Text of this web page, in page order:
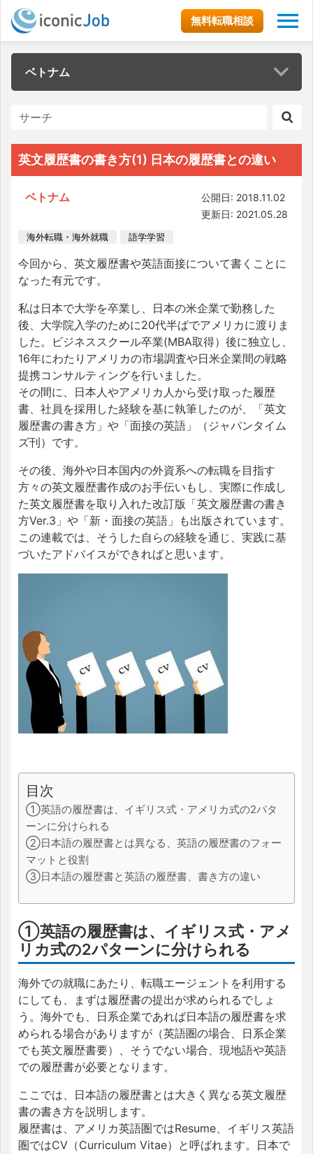
無料転職相談
ベトナム
英文履歴書の書き方(1) 日本の履歴書との違い
ベトナム
公開日: 2018.11.02
更新日: 2021.05.28
海外転職・海外就職 語学学習
今回から、英文履歴書や英語面接について書くことに
なった有元です。
私は日本で大学を卒業し、日本の米企業で勤務した
後、大学院入学のために20代半ばでアメリカに渡りま
した。ビジネススクール卒業(MBA取得）後に独立し、
16年にわたりアメリカの市場調査や日米企業間の戦略
提携コンサルティングを行いました。
その間に、日本人やアメリカ人から受け取った履歴
書、社員を採用した経験を基に執筆したのが、「英文
履歴書の書き方」や「面接の英語」（ジャパンタイム
ズ刊）です。
その後、海外や日本国内の外資系への転職を目指す
方々の英文履歴書作成のお手伝いもし、実際に作成し
た英文履歴書を取り入れた改訂版「英文履歴書の書き
方Ver.3」や「新・面接の英語」も出版されています。
この連載では、そうした自らの経験を通じ、実践に基
づいたアドバイスができればと思います。
目次
①英語の履歴書は、イギリス式・アメリカ式の2パタ
ーンに分けられる
②日本語の履歴書とは異なる、英語の履歴書のフォー
マットと役割
③日本語の履歴書と英語の履歴書、書き方の違い
①英語の履歴書は、イギリス式・アメ
リカ式の2パターンに分けられる
海外での就職にあたり、転職エージェントを利用する
にしても、まずは履歴書の提出が求められるでしょ
う。海外でも、日系企業であれば日本語の履歴書を求
められる場合がありますが（英語圏の場合、日系企業
でも英文履歴書要）、そうでない場合、現地語や英語
での履歴書が必要となります。
ここでは、日本語の履歴書とは大きく異なる英文履歴
書の書き方を説明します。
履歴書は、アメリカ英語圏ではResume、イギリス英語
圏ではCV（Curriculum Vitae）と呼ばれます。日本で